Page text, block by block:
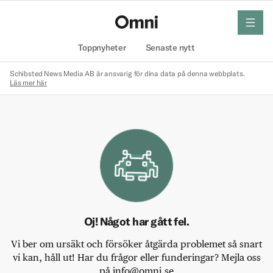
Toppnyheter Senaste nytt
meny
Schibsted News Media AB är ansvarig för dina data på denna webbplats.
Läs mer här
Oj! Något har gått fel.
Vi ber om ursäkt och försöker åtgärda problemet så snart
vi kan, håll ut! Har du frågor eller funderingar? Mejla oss